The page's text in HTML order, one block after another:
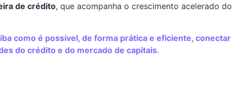
de crédito, que acompanha o crescimento acelerado do
como é possível, de forma prática e eficiente, conectar
do crédito e do mercado de capitais.